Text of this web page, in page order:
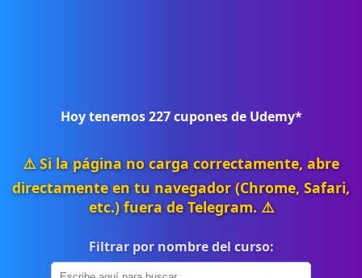
Hoy tenemos227cupones de Udemy*
⚠️ Si la página no carga correctamente, abre
directamente en tu navegador (Chrome, Safari,
etc.) fuera de Telegram. ⚠️
Filtrar por nombre del curso: